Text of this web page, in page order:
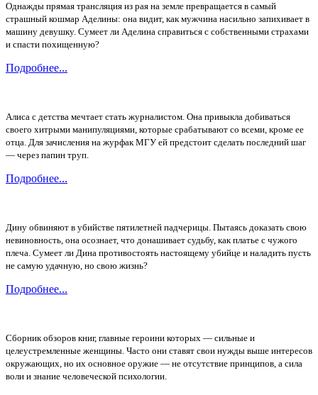
Однажды прямая трансляция из рая на земле превращается в самый
страшный кошмар Аделины: она видит, как мужчина насильно запихивает в
машину девушку. Сумеет ли Аделина справиться с собственными страхами
и спасти похищенную?
Подробнее...
Алиса с детства мечтает стать журналистом. Она привыкла добиваться
своего хитрыми манипуляциями, которые срабатывают со всеми, кроме ее
отца. Для зачисления на журфак МГУ ей предстоит сделать последний шаг
— через папин труп.
Подробнее...
Дину обвиняют в убийстве пятилетней падчерицы. Пытаясь доказать свою
невиновность, она осознает, что донашивает судьбу, как платье с чужого
плеча. Сумеет ли Дина противостоять настоящему убийце и наладить пусть
не самую удачную, но свою жизнь?
Подробнее...
Сборник обзоров книг, главные героини которых — сильные и
целеустремленные женщины. Часто они ставят свои нужды выше интересов
окружающих, но их основное оружие — не отсутствие принципов, а сила
воли и знание человеческой психологии.